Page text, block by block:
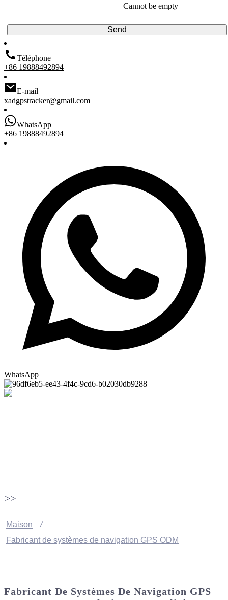
Cannot be empty
Send
Téléphone
+86 19888492894
E-mail
xadgpstracker@gmail.com
WhatsApp
+86 19888492894
WhatsApp
>>
Maison
Fabricant de systèmes de navigation GPS ODM
Fabricant De Systèmes De Navigation GPS